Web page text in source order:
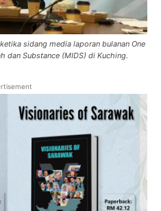
sidang media laporan bulanan One
dan Substance (MIDS) di Kuching.